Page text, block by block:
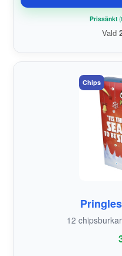
Prissänkt
Vald
Chips
12